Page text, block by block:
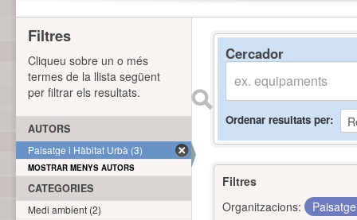
Cercador
Ordenar resultats per
Filtres
Organitzacions:
Filtres
Cliqueu sobre un o més
termes de la llista següent
per filtrar els resultats.
AUTORS
Paisatge i Hàbitat Urbà (3)
MOSTRAR MENYS AUTORS
CATEGORIES
Medi ambient (2)